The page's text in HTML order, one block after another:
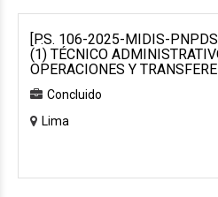
[P.S. 106-2025-MIDIS-
(1) TÉCNICO
OPERACIONES Y
Concluido
Lima